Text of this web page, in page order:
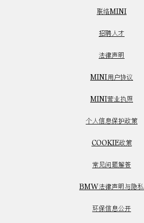
联络MINI
招聘人才
法律声明
MINI用户协议
MINI营业执照
个人信息保护政策
COOKIE政策
常见问题解答
BMW法律声明与隐私
环保信息公开